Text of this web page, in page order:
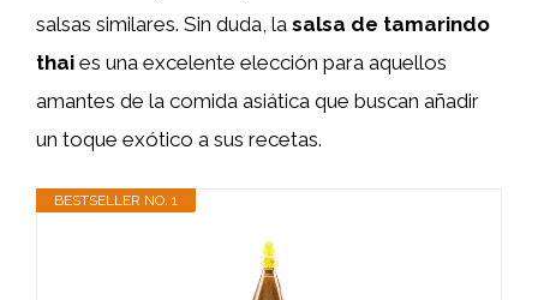
salsas similares. Sin duda, la salsa de tamarindo
thai es una excelente elección para aquellos
amantes de la comida asiática que buscan añadir
un toque exótico a sus recetas.
BESTSELLER NO. 1